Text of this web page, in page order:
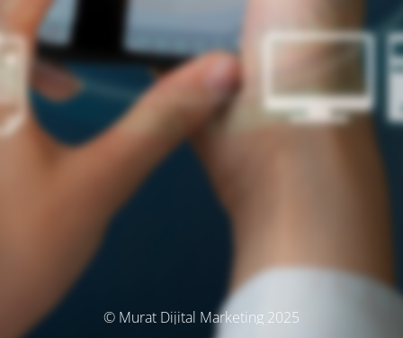
© Murat Dijital Marketing 2025